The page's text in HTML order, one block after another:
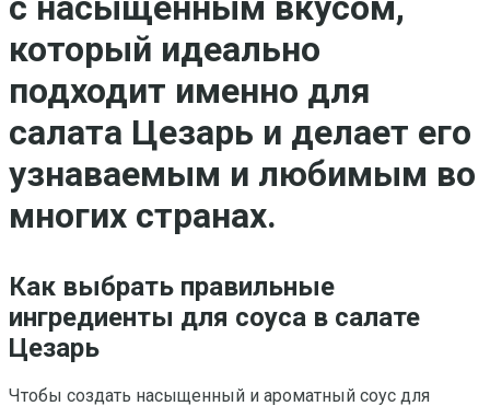
который идеально
подходит именно для
салата Цезарь и делает его
узнаваемым и любимым во
многих странах.
Как выбрать правильные
ингредиенты для соуса в салате
Цезарь
Чтобы создать насыщенный и ароматный соус для